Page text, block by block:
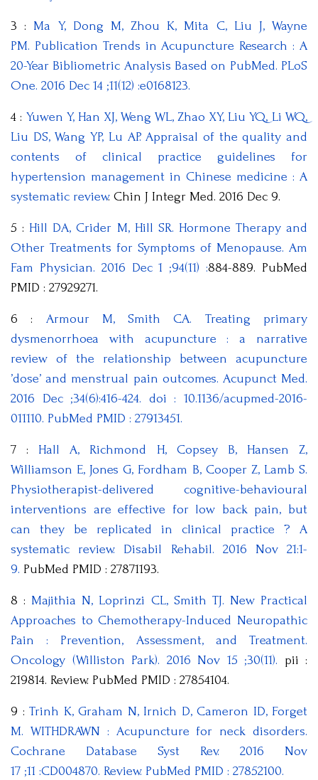
3 : Ma Y, Dong M, Zhou K, Mita C, Liu J, Wayne
PM. Publication Trends in Acupuncture Research : A
20-Year Bibliometric Analysis Based on PubMed. PLoS
One. 2016 Dec 14 ;11(12) :e0168123.
4 : Yuwen Y, Han XJ, Weng WL, Zhao XY, Liu YQ, Li WQ,
Liu DS, Wang YP, Lu AP. Appraisal of the quality and
contents of clinical practice guidelines for
hypertension management in Chinese medicine : A
systematic review. Chin J Integr Med. 2016 Dec 9.
5 : Hill DA, Crider M, Hill SR. Hormone Therapy and
Other Treatments for Symptoms of Menopause. Am
Fam Physician. 2016 Dec 1 ;94(11) :884-889. PubMed
PMID : 27929271.
6 : Armour M, Smith CA. Treating primary
dysmenorrhoea with acupuncture : a narrative
review of the relationship between acupuncture
’dose’ and menstrual pain outcomes. Acupunct Med.
2016 Dec ;34(6):416-424. doi : 10.1136/acupmed-2016-
011110. PubMed PMID : 27913451.
7 : Hall A, Richmond H, Copsey B, Hansen Z,
Williamson E, Jones G, Fordham B, Cooper Z, Lamb S.
Physiotherapist-delivered cognitive-behavioural
interventions are effective for low back pain, but
can they be replicated in clinical practice ? A
systematic review. Disabil Rehabil. 2016 Nov 21:1-
9. PubMed PMID : 27871193.
8 : Majithia N, Loprinzi CL, Smith TJ. New Practical
Approaches to Chemotherapy-Induced Neuropathic
Pain : Prevention, Assessment, and Treatment.
Oncology (Williston Park). 2016 Nov 15 ;30(11). pii :
219814. Review. PubMed PMID : 27854104.
9 : Trinh K, Graham N, Irnich D, Cameron ID, Forget
M. WITHDRAWN : Acupuncture for neck disorders.
Cochrane Database Syst Rev. 2016 Nov
17 ;11 :CD004870. Review. PubMed PMID : 27852100.